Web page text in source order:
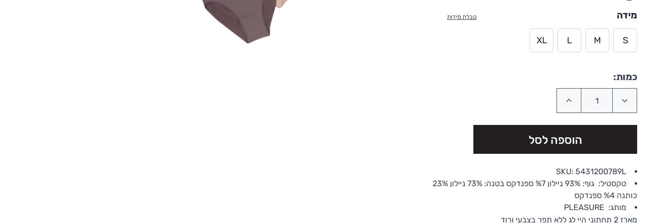
מידה טבלת מידות
S
M
L
XL
כמות:
הוספה לסל
SKU: 5431200789L
טקסטיל:
גוף: 93% ניילון %7 ספנדקס בטנה: 73% ניילון 23%
כותנה %4 ספנדקס
מותג: PLEASURE
מארז 2 תחתוני היי לג ללא תפר בצבעי ורוד